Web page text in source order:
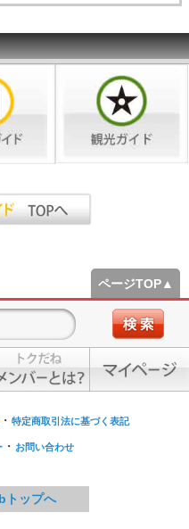
ページTOP▲
・ 特定商取引法に基づく表記
・ お問い合わせ
トップへ